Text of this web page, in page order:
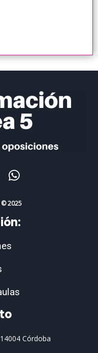
W
h
t
s
a
© 2025
14004 Córdoba